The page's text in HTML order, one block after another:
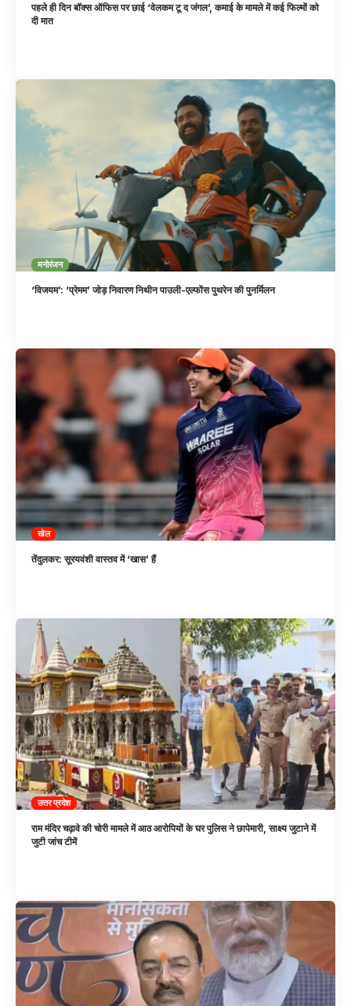
पहले ही दिन बॉक्स ऑफिस पर छाई ‘वेलकम टू द जंगल’, कमाई के मामले में कई फिल्मों को
दी मात
मनोरंजन
‘विजयम’: ‘प्रेमम’ जोड़ निवारण निथीन पाउली-एल्फोंस पुथरेन की पुनर्मिलन
खेल
तेंदुलकर: सूरयवंशी वास्तव में ‘खास’ हैं
उत्तर प्रदेश
राम मंदिर चढ़ावे की चोरी मामले में आठ आरोपियों के घर पुलिस ने छापेमारी, साक्ष्य जुटाने में
जुटी जांच टीमें